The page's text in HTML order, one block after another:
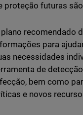
proteção futuras
plano recomendado
para
necessidades
de
bem como
e novos